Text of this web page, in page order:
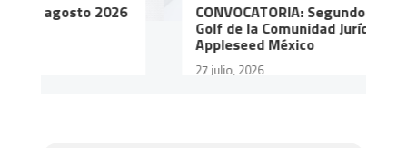
CONVOCATORIA: Segundo Torneo de
Golf de la Comunidad Jurídica de